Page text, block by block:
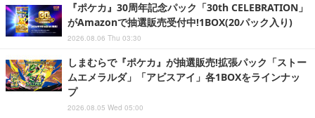
『ポケカ』30周年記念パック「30th CELEBRATION」
がAmazonで抽選販売受付中!1BOX(20パック入り)
2026.08.06 Thu 03:30
しまむらで『ポケカ』が抽選販売!拡張パック「ストー
ムエメラルダ」「アビスアイ」各1BOXをラインナッ
プ
2026.08.05 Wed 05:00